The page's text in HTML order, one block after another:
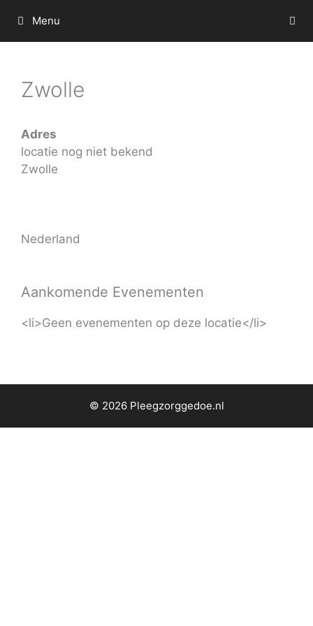
naar
de
Menu
Zwolle
Adres
locatie nog niet bekend
Zwolle
Nederland
Aankomende Evenementen
<li>Geen evenementen op deze locatie</li>
© 2026 Pleegzorggedoe.nl